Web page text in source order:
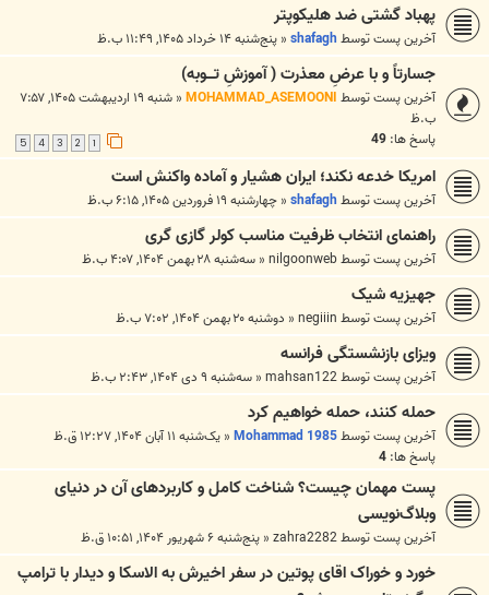
پهباد گشتی ضد هلیکوپتر
آخرین پست توسطshafagh
« پنج‌شنبه ۱۴ خرداد ۱۴۰۵, ۱۱:۴۹ ب.ظ
جسارتاً و با عرضِ معذرت ( آموزشِ تـــوبه)
آخرین پست توسطMOHAMMAD_ASEMOONI
«
شنبه ۱۹ اردیبهشت ۱۴۰۵, ۷:۵۷
ب.ظ
پاسخ ها: 49
3
4
5
امریکا خدعه نکند؛ ایران هشیار و آماده واکنش است
آخرین پست توسطshafagh
« چهارشنبه ۱۹ فروردین ۱۴۰۵, ۶:۱۵ ب.ظ
راهنمای انتخاب ظرفیت مناسب کولر گازی گری
آخرین پست توسطnilgoonweb
« سه‌شنبه ۲۸ بهمن ۱۴۰۴, ۴:۰۷ ب.ظ
جهیزیه شیک
آخرین پست توسطnegiiin
« دوشنبه ۲۰ بهمن ۱۴۰۴, ۷:۰۲ ب.ظ
ویزای بازنشستگی فرانسه
آخرین پست توسطmahsan122
« سه‌شنبه ۹ دی ۱۴۰۴, ۲:۴۳ ب.ظ
حمله کنند، حمله خواهیم کرد
آخرین پست توسطMohammad 1985
« یک‌شنبه ۱۱ آبان ۱۴۰۴, ۱۲:۲۷ ق.ظ
پاسخ ها: 4
پست مهمان چیست؟ شناخت کامل و کاربردهای آن در دنیای
وبلاگ‌نویسی
آخرین پست توسطzahra2282
« پنج‌شنبه ۶ شهریور ۱۴۰۴, ۱۰:۵۱ ق.ظ
خورد و خوراک اقای پوتین در سفر اخیرش به الاسکا و دیدار با ترامپ